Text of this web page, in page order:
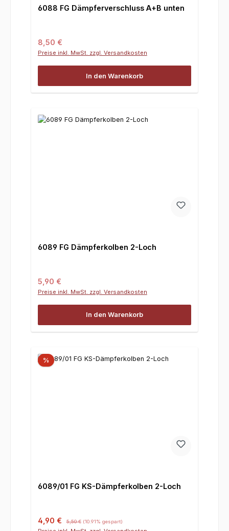
6088 FG Dämpferverschluss A+B unten
Regulärer Preis:
8,50 €
Preise inkl. MwSt. zzgl. Versandkosten
In den Warenkorb
6089 FG Dämpferkolben 2-Loch
Regulärer Preis:
5,90 €
Preise inkl. MwSt. zzgl. Versandkosten
In den Warenkorb
%
6089/01 FG KS-Dämpferkolben 2-Loch
Verkaufspreis:
4,90 € 5,50 € (10.91% gespart)